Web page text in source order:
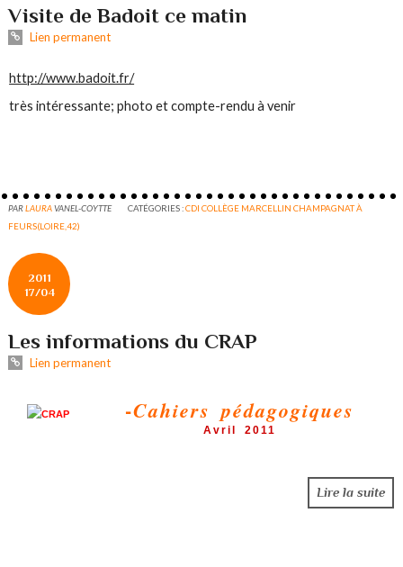
Visite de Badoit ce matin
Lien permanent
http://www.badoit.fr/
très intéressante; photo et compte-rendu à venir
PARLAURAVANEL-COYTTE CATÉGORIES :CDI COLLÈGE MARCELLIN CHAMPAGNAT À
FEURS(LOIRE,42)
2011
17/04
Les informations du CRAP
Lien permanent
-Cahiers pédagogiques
Avril 2011
Lire la suite